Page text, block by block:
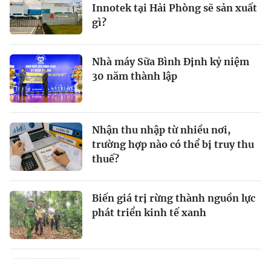
Innotek tại Hải Phòng sẽ sản xuất
gì?
Nhà máy Sữa Bình Định kỷ niệm
30 năm thành lập
Nhận thu nhập từ nhiều nơi,
trường hợp nào có thể bị truy thu
thuế?
Biến giá trị rừng thành nguồn lực
phát triển kinh tế xanh